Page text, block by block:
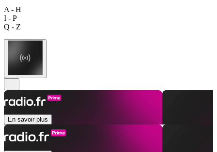
A - H
I - P
Q - Z
En savoir plus